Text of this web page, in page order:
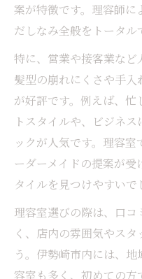
案が特徴です。理容師
だしなみ全般をトータル
特に、営業や接客業など
髪型の崩れにくさや手入
が好評です。例えば、
トスタイルや、ビジネ
ックが人気です。理容
ーダーメイドの提案が
タイルを見つけやすいで
理容室選びの際は、口
く、店内の雰囲気やス
う。伊勢崎市内には、
容室も多く、初めての